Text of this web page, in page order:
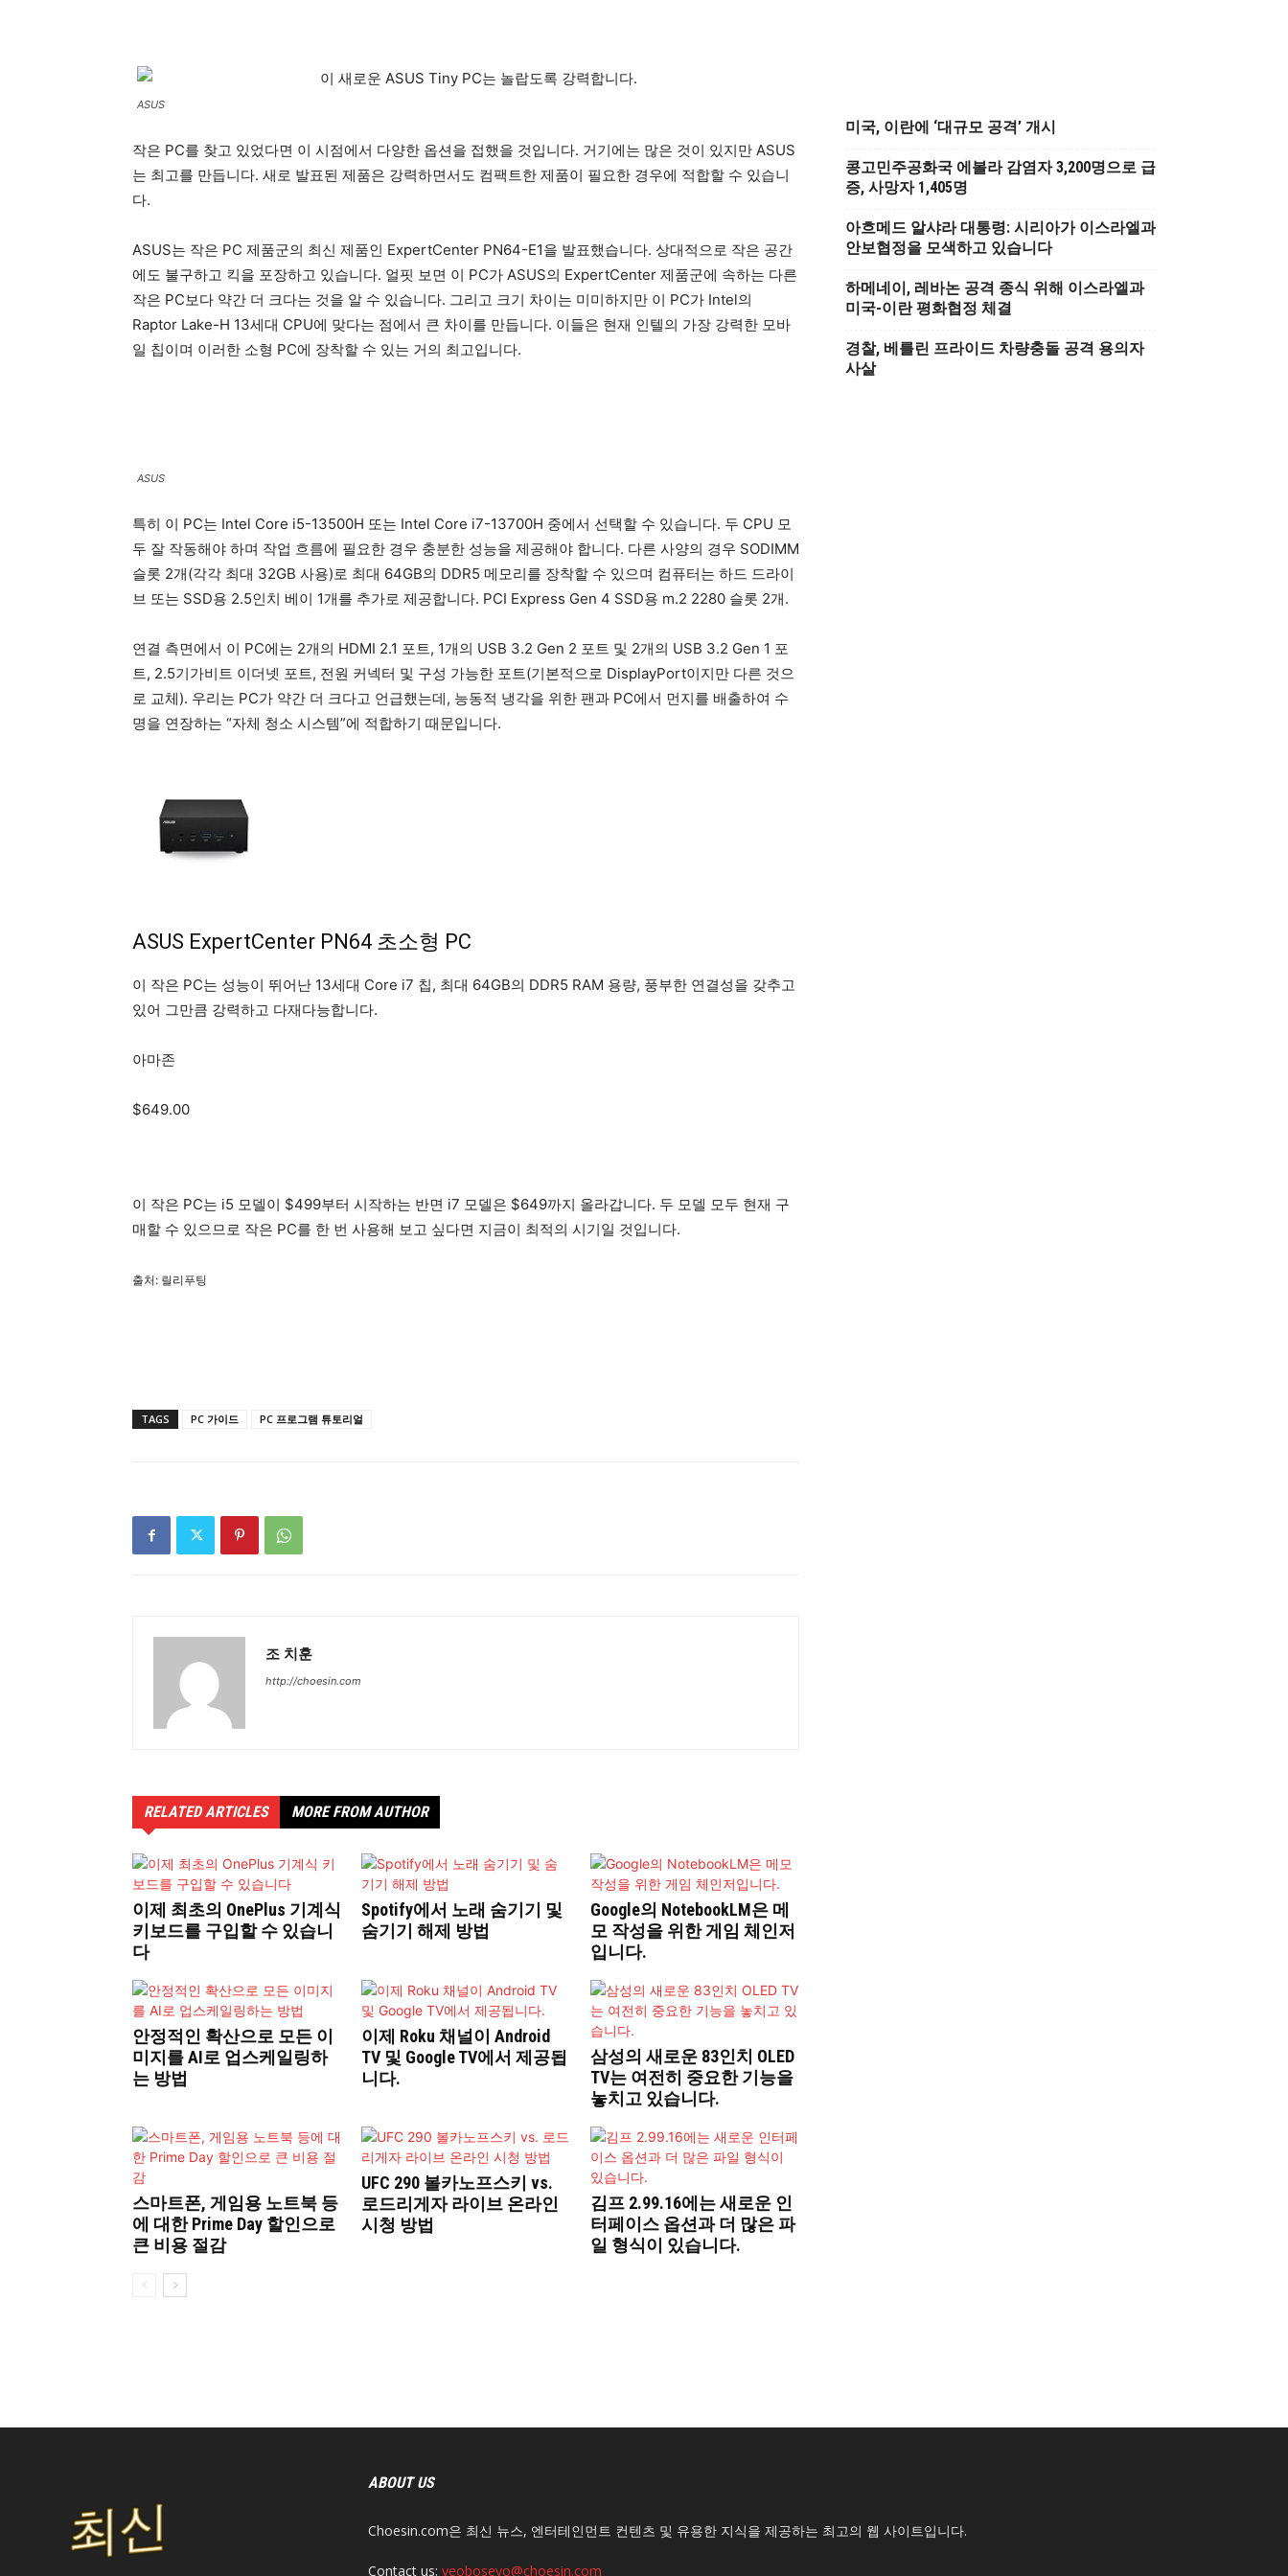
ASUS
작은 PC를 찾고 있었다면 이 시점에서 다양한 옵션을 접했을 것입니다. 거기에는 많은 것이 있지만 ASUS
는 최고를 만듭니다. 새로 발표된 제품은 강력하면서도 컴팩트한 제품이 필요한 경우에 적합할 수 있습니
다.
ASUS는 작은 PC 제품군의 최신 제품인 ExpertCenter PN64-E1을 발표했습니다. 상대적으로 작은 공간
에도 불구하고 킥을 포장하고 있습니다. 얼핏 보면 이 PC가 ASUS의 ExpertCenter 제품군에 속하는 다른
작은 PC보다 약간 더 크다는 것을 알 수 있습니다. 그리고 크기 차이는 미미하지만 이 PC가 Intel의
Raptor Lake-H 13세대 CPU에 맞다는 점에서 큰 차이를 만듭니다. 이들은 현재 인텔의 가장 강력한 모바
일 칩이며 이러한 소형 PC에 장착할 수 있는 거의 최고입니다.
ASUS
특히 이 PC는 Intel Core i5-13500H 또는 Intel Core i7-13700H 중에서 선택할 수 있습니다. 두 CPU 모
두 잘 작동해야 하며 작업 흐름에 필요한 경우 충분한 성능을 제공해야 합니다. 다른 사양의 경우 SODIMM
슬롯 2개(각각 최대 32GB 사용)로 최대 64GB의 DDR5 메모리를 장착할 수 있으며 컴퓨터는 하드 드라이
브 또는 SSD용 2.5인치 베이 1개를 추가로 제공합니다. PCI Express Gen 4 SSD용 m.2 2280 슬롯 2개.
연결 측면에서 이 PC에는 2개의 HDMI 2.1 포트, 1개의 USB 3.2 Gen 2 포트 및 2개의 USB 3.2 Gen 1 포
트, 2.5기가비트 이더넷 포트, 전원 커넥터 및 구성 가능한 포트(기본적으로 DisplayPort이지만 다른 것으
로 교체). 우리는 PC가 약간 더 크다고 언급했는데, 능동적 냉각을 위한 팬과 PC에서 먼지를 배출하여 수
명을 연장하는 “자체 청소 시스템”에 적합하기 때문입니다.
ASUS ExpertCenter PN64 초소형 PC
이 작은 PC는 성능이 뛰어난 13세대 Core i7 칩, 최대 64GB의 DDR5 RAM 용량, 풍부한 연결성을 갖추고
있어 그만큼 강력하고 다재다능합니다.
아마존
$649.00
이 작은 PC는 i5 모델이 $499부터 시작하는 반면 i7 모델은 $649까지 올라갑니다. 두 모델 모두 현재 구
매할 수 있으므로 작은 PC를 한 번 사용해 보고 싶다면 지금이 최적의 시기일 것입니다.
출처: 릴리푸팅
TAGS PC 가이드 PC 프로그램 튜토리얼
조 치훈
http://choesin.com
RELATED ARTICLES MORE FROM AUTHOR
이제 최초의 OnePlus 기계식
키보드를 구입할 수 있습니
다
Spotify에서 노래 숨기기 및
숨기기 해제 방법
Google의 NotebookLM은 메
모 작성을 위한 게임 체인저
입니다.
안정적인 확산으로 모든 이
미지를 AI로 업스케일링하
는 방법
이제 Roku 채널이 Android
TV 및 Google TV에서 제공됩
니다.
삼성의 새로운 83인치 OLED
TV는 여전히 중요한 기능을
놓치고 있습니다.
스마트폰, 게임용 노트북 등
에 대한 Prime Day 할인으로
큰 비용 절감
UFC 290 볼카노프스키 vs.
로드리게자 라이브 온라인
시청 방법
김프 2.99.16에는 새로운 인
터페이스 옵션과 더 많은 파
일 형식이 있습니다.
미국, 이란에 ‘대규모 공격’ 개시
콩고민주공화국 에볼라 감염자 3,200명으로 급
증, 사망자 1,405명
아흐메드 알샤라 대통령: 시리아가 이스라엘과
안보협정을 모색하고 있습니다
하메네이, 레바논 공격 종식 위해 이스라엘과
미국-이란 평화협정 체결
경찰, 베를린 프라이드 차량충돌 공격 용의자
사살
ABOUT US
Choesin.com은 최신 뉴스, 엔터테인먼트 컨텐츠 및 유용한 지식을 제공하는 최고의 웹 사이트입니다.
Contact us: yeoboseyo@choesin.com